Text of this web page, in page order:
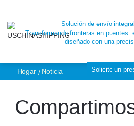
La
aumenta el
de envío |
Solución de envío
Transformando fronteras en puentes:
diseñado con una
Solicite un
Hogar Noticia